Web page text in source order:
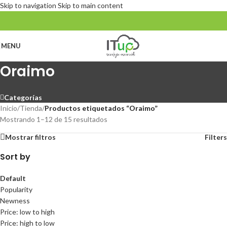
Skip to navigation Skip to main content
MENU
Oraimo
Categorías
Inicio/Tienda/Productos etiquetados “Oraimo”
Mostrando 1–12 de 15 resultados
Mostrar filtros Filters
Sort by
Default
Popularity
Newness
Price: low to high
Price: high to low